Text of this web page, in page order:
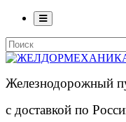
Железнодорожный
с доставкой по